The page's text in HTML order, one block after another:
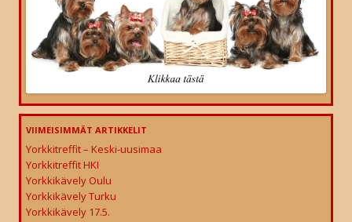
VIIMEISIMMÄT ARTIKKELIT
Yorkkitreffit – Keski-uusimaa
Yorkkitreffit HKI
Yorkkikävely Oulu
Yorkkikävely Turku
Yorkkikävely 17.5.